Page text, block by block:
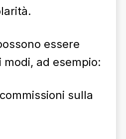
essere
ad esempio:
sulla